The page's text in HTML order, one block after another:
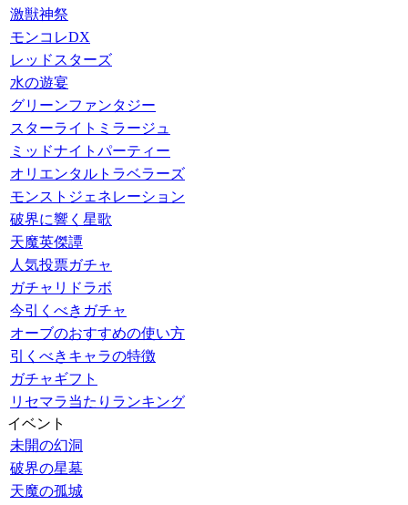
激獣神祭
モンコレDX
レッドスターズ
水の遊宴
グリーンファンタジー
スターライトミラージュ
ミッドナイトパーティー
オリエンタルトラベラーズ
モンストジェネレーション
破界に響く星歌
天魔英傑譚
人気投票ガチャ
ガチャリドラボ
今引くべきガチャ
オーブのおすすめの使い方
引くべきキャラの特徴
ガチャギフト
リセマラ当たりランキング
イベント
未開の幻洞
破界の星墓
天魔の孤城